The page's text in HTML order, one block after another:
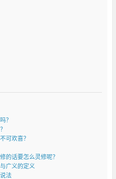
？
可欢喜？
的话要怎么灵修呢？
广义的定义
法